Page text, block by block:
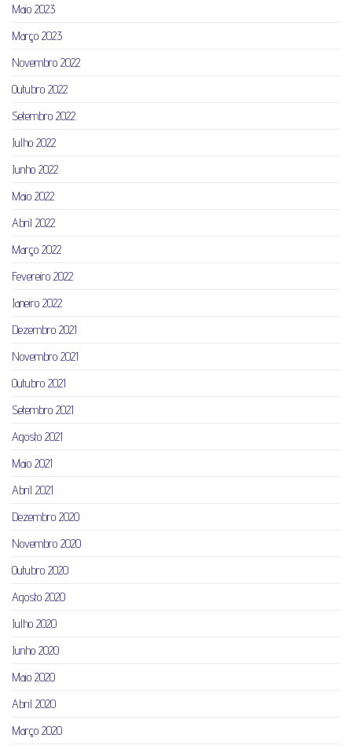
Maio 2023
Março 2023
Novembro 2022
Outubro 2022
Setembro 2022
Julho 2022
Junho 2022
Maio 2022
Abril 2022
Março 2022
Fevereiro 2022
Janeiro 2022
Dezembro 2021
Novembro 2021
Outubro 2021
Setembro 2021
Agosto 2021
Maio 2021
Abril 2021
Dezembro 2020
Novembro 2020
Outubro 2020
Agosto 2020
Julho 2020
Junho 2020
Maio 2020
Abril 2020
Março 2020